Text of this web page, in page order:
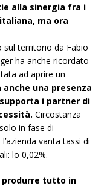
alla sinergia fra i
ma ora
sul territorio da Fabio
ha anche ricordato
ad aprire un
anche una presenza
i partner di
Circostanza
in fase di
vanta tassi di
lo 0,02%.
produrre tutto in